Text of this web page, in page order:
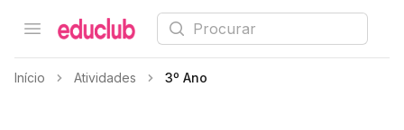
Open menu
Educlub Procurar
Início Atividades 3º Ano